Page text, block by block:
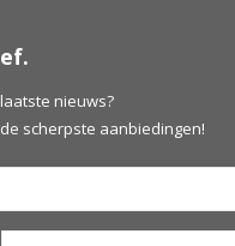
nieuws?
scherpste aanbiedingen!